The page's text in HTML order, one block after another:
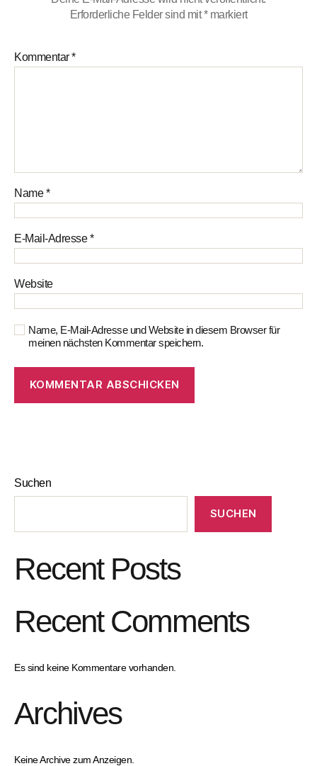
Erforderliche Felder sind mit*markiert
Kommentar*
Name*
E-Mail-Adresse*
Website
Name, E-Mail-Adresse und Website in diesem Browser für
meinen nächsten Kommentar speichern.
Suchen
SUCHEN
Recent Posts
Recent Comments
Es sind keine Kommentare vorhanden.
Archives
Keine Archive zum Anzeigen.